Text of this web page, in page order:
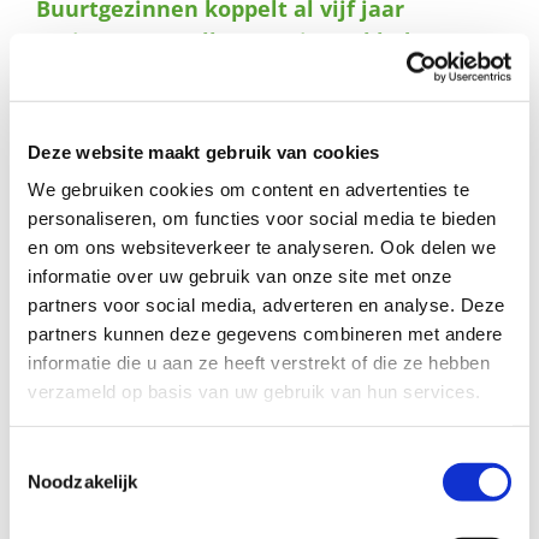
Deze website maakt gebruik van cookies
We gebruiken cookies om content en advertenties te
personaliseren, om functies voor social media te bieden
en om ons websiteverkeer te analyseren. Ook delen we
informatie over uw gebruik van onze site met onze
partners voor social media, adverteren en analyse. Deze
partners kunnen deze gegevens combineren met andere
informatie die u aan ze heeft verstrekt of die ze hebben
verzameld op basis van uw gebruik van hun services.
Noodzakelijk
naar:
Buurtgezinnen koppelt al vijf jaar
gezinnen aan elkaar – Nieuwsblad De
vijf jaar. Onder het motto ‘Opvoeden doen we samen’,
makkelijk gaat aan een stabiel gezin in de buurt.
Buurtgezinnen wil ervoor zorgen dat kinderen positief
opgroeien in hun eigen gezin, dat de gemeenschapszin
wordt versterkt en dat de beroepsmatige hulp en
uithuisplaatsingen verminderen. In de afgelopen vijf jaar
zijn er ruim 55 koppelingen gemaakt tussen vraag- en
steungezinnen.
Klikhierom het hele artikel te lezen.